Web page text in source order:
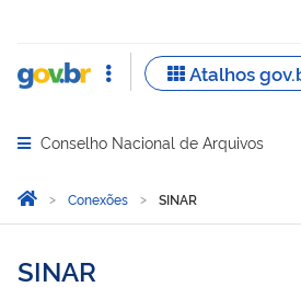
Abrir menu principal de navegação
Conselho Nacional de Arquivos
Você está aqui:
Página Inicial
Conexões SINAR
SINAR